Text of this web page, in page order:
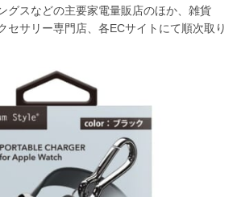
グスなどの主要家電量販店のほか、雑貨
セサリー専門店、各ECサイトにて順次取り